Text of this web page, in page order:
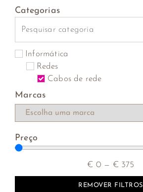
Categorias
Informática
Redes
Cabos de rede
Marcas
Preço
€ 0 — € 375
REMOVER FILTROS